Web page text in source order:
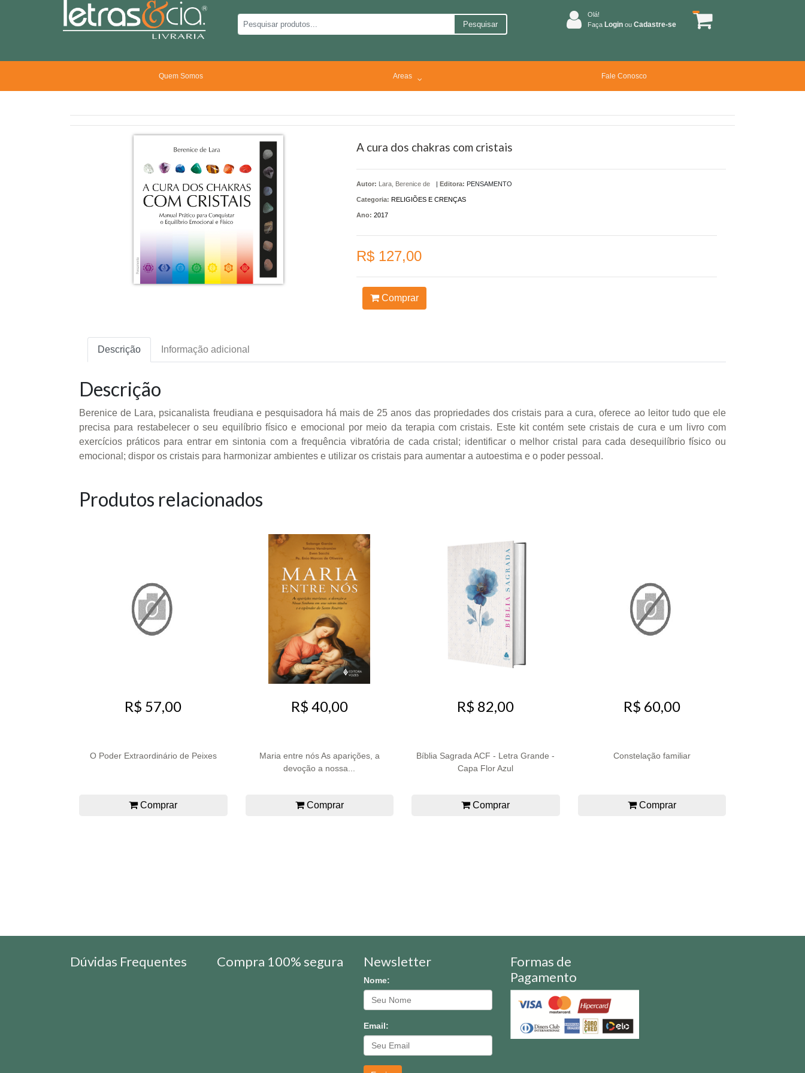
Pesquisar
Olá!
Faça Login ou Cadastre-se
Quem Somos Areas Fale Conosco
A cura dos chakras com cristais
Autor: Lara, Berenice de | Editora: PENSAMENTO
Categoria: RELIGIÕES E CRENÇAS
Ano: 2017
R$ 127,00
Comprar
Descrição Informação adicional
Descrição
Berenice de Lara, psicanalista freudiana e pesquisadora há mais de 25 anos das propriedades dos cristais para a cura, oferece ao leitor tudo que ele
precisa para restabelecer o seu equilíbrio físico e emocional por meio da terapia com cristais. Este kit contém sete cristais de cura e um livro com
exercícios práticos para entrar em sintonia com a frequência vibratória de cada cristal; identificar o melhor cristal para cada desequilíbrio físico ou
emocional; dispor os cristais para harmonizar ambientes e utilizar os cristais para aumentar a autoestima e o poder pessoal.
Produtos relacionados
R$ 57,00
O Poder Extraordinário de Peixes
Comprar
R$ 40,00
Maria entre nós As aparições, a
devoção a nossa...
Comprar
R$ 82,00
Bíblia Sagrada ACF - Letra Grande -
Capa Flor Azul
Comprar
R$ 60,00
Constelação familiar
Comprar
Dúvidas Frequentes Compra 100% segura Newsletter
Nome:
Email:
Formas de
Pagamento